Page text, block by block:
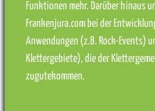
Funktionen mehr. Darüber hinaus
Frankenjura.com bei der
Anwendungen (z.B. Rock-Events)
Klettergebiete), die der
zugutekommen.